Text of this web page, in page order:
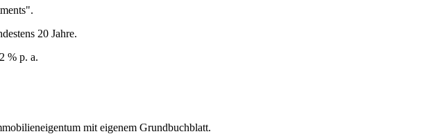
20 Jahre.
% p. a.
mit eigenem Grundbuchblatt.